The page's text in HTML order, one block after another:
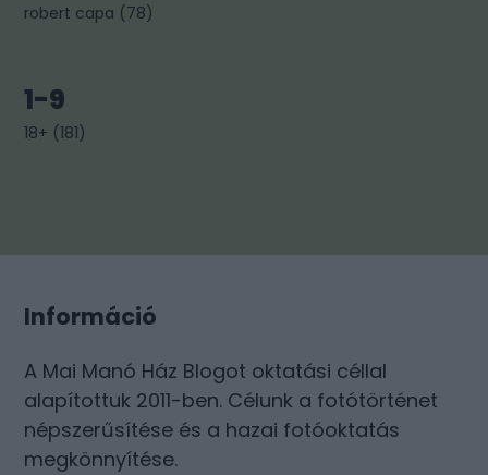
robert capa (78)
1-9
18+ (181)
Információ
A Mai Manó Ház Blogot oktatási céllal
alapítottuk 2011-ben. Célunk a fotótörténet
népszerűsítése és a hazai fotóoktatás
megkönnyítése.